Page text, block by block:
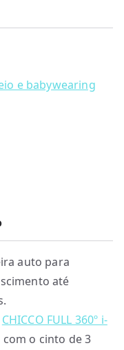
e babywearing
auto para
até
CHICCO FULL 360º i-
o cinto de 3